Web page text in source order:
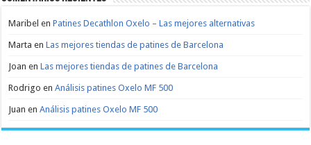
Maribel enPatines Decathlon Oxelo – Las mejores alternativas
Marta enLas mejores tiendas de patines de Barcelona
Joan enLas mejores tiendas de patines de Barcelona
Rodrigo enAnálisis patines Oxelo MF 500
Juan enAnálisis patines Oxelo MF 500